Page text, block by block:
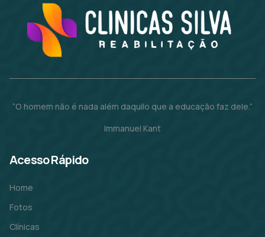
“O homem não é nada além daquilo que a educação faz dele.”
Immanuel Kant
Acesso Rápido
Home
Fotos
Clínicas